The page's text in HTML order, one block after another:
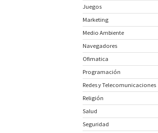
Juegos
Marketing
Medio Ambiente
Navegadores
Ofimatica
Programación
Redes y Telecomunicaciones
Religión
Salud
Seguridad